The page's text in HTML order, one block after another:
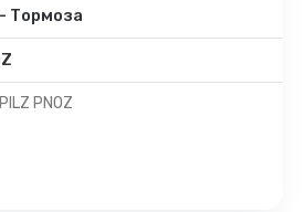
Тормоза
PNOZ